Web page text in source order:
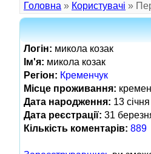
Головна » Користувачі »
Логін: микола козак
Ім'я: микола козак
Регіон: Кременчук
Місце проживання:
Дата народження: 13
Дата реєстрації: 31
Кількість коментарів: 889